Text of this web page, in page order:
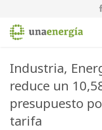
Industria,
reduce un
presupuesto
tarifa